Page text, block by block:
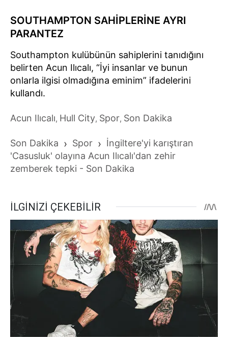
SOUTHAMPTON SAHİPLERİNE AYRI
PARANTEZ
Southampton kulübünün sahiplerini tanıdığını
belirten Acun Ilıcalı, “İyi insanlar ve bunun
onlarla ilgisi olmadığına eminim” ifadelerini
kullandı.
Acun Ilıcalı, Hull City, Spor, Son Dakika
Son Dakika › Spor › İngiltere'yi karıştıran
'Casusluk' olayına Acun Ilıcalı'dan zehir
zemberek tepki - Son Dakika